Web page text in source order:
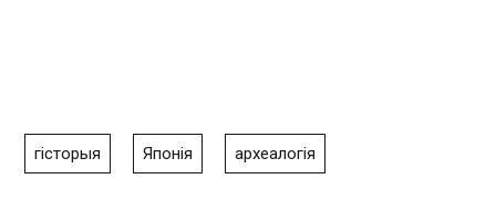
гісторыя Японія археалогія